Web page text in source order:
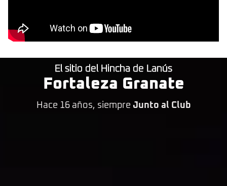
El sitio del Hincha de Lanús
Fortaleza Granate
Hace 16 años, siempre Junto al Club